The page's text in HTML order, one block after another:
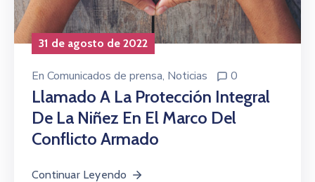
31 de agosto de 2022
En Comunicados de prensa‚ Noticias 0
Llamado A La Protección Integral
De La Niñez En El Marco Del
Conflicto Armado
Continuar Leyendo